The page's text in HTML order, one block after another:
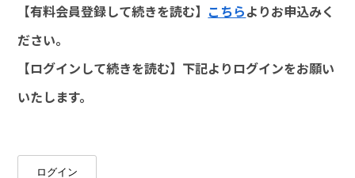
【有料会員登録して続きを読む】 こちらよりお申込みく
ださい。
【ログインして続きを読む】下記よりログインをお願い
いたします。
ログイン